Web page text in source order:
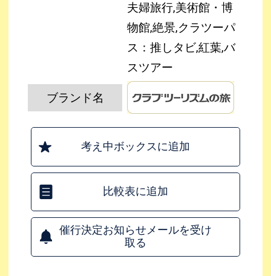
夫婦旅行,美術館・博
物館,絶景,クラツーパ
ス：推しタビ,紅葉,バ
スツアー
ブランド名
考え中ボックスに追加
比較表に追加
催行決定お知らせメールを受け
取る